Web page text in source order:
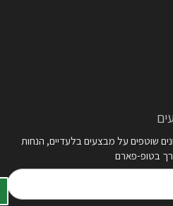
שוטפים על מבצעים בלעדיים, הנחות
בטופ-פארם